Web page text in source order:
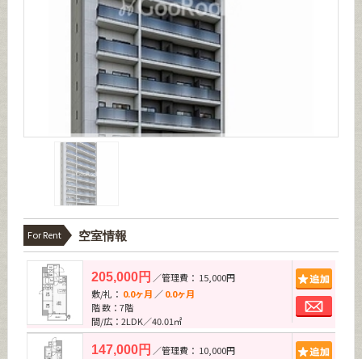
For Rent 空室情報
205,000円 ／管理費： 15,000円
敷/礼： 0.0ヶ月 ／0.0ヶ月
階 数：7階
間/広：2LDK／40.01㎡
147,000円 ／管理費： 10,000円